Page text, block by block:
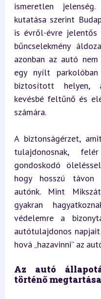
ismeretlen
kutatása szerint
is évről-évre jelentős
bűncselekmény
azonban az autó
egy nyílt
biztosított helyen,
kevésbé feltűnő és
számára.
A biztonságérzet,
tulajdonosnak,
gondoskodó
hogy hosszú távon
autónk. Mint
gyakran
védelemre a
autótulajdonos
hová „hazavinni” az
Az autó
történő megtartása